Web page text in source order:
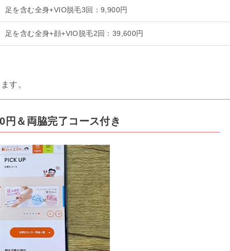
足を含む全身+VIO脱毛3回：9,900円
足を含む全身+顔+VIO脱毛2回：39,600円
す。
＆両脇完了コース付き